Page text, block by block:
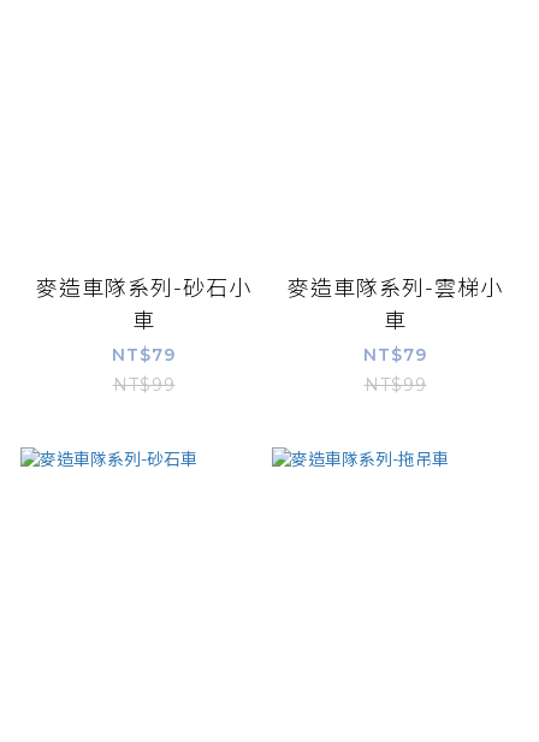
麥造車隊系列-砂石小
車
NT$79
NT$99
麥造車隊系列-雲梯小
車
NT$79
NT$99